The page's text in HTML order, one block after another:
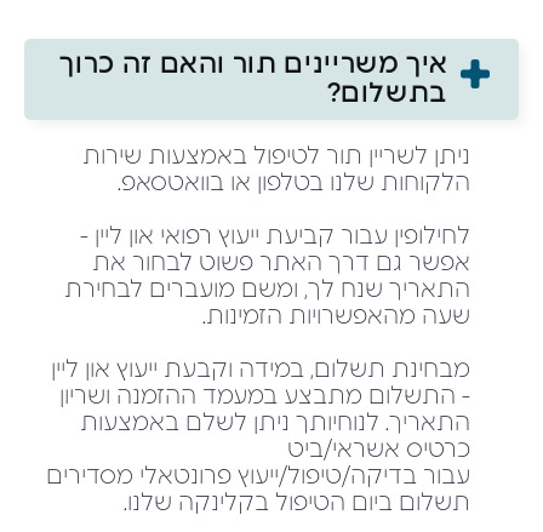
איך משריינים תור והאם זה כרוך
בתשלום?
ניתן לשריין תור לטיפול באמצעות שירות
הלקוחות שלנו בטלפון או בוואטסאפ.
לחילופין עבור קביעת ייעוץ רפואי און ליין -
אפשר גם דרך האתר פשוט לבחור את
התאריך שנח לך, ומשם מועברים לבחירת
שעה מהאפשרויות הזמינות.
מבחינת תשלום, במידה וקבעת ייעוץ און ליין
- התשלום מתבצע במעמד ההזמנה ושריון
התאריך. לנוחיותך ניתן לשלם באמצעות
כרטיס אשראי/ביט
עבור בדיקה/טיפול/ייעוץ פרונטאלי מסדירים
תשלום ביום הטיפול בקלינקה שלנו.